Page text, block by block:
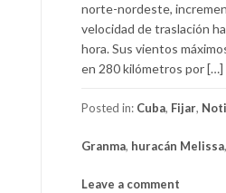
norte-nordeste,
velocidad de traslación
hora. Sus vientos
en 280 kilómetros por […]
Posted in: Cuba, Fijar,
Granma, huracán Melissa,
Leave a comment